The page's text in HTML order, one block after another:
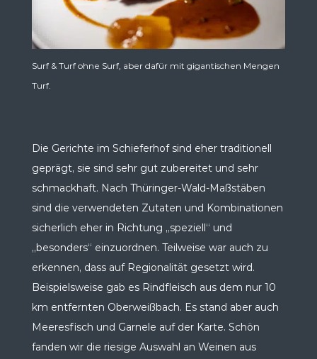
Surf & Turf ohne Surf, aber dafür mit gigantischen Mengen
Turf.
Die Gerichte im Schieferhof sind eher traditionell
geprägt, sie sind sehr gut zubereitet und sehr
schmackhaft. Nach Thüringer-Wald-Maßstäben
sind die verwendeten Zutaten und Kombinationen
sicherlich eher in Richtung „speziell“ und
„besonders“ einzuordnen. Teilweise war auch zu
erkennen, dass auf Regionalität gesetzt wird.
Beispielsweise gab es Rindfleisch aus dem nur 10
km entfernten Oberweißbach. Es stand aber auch
Meeresfisch und Garnele auf der Karte. Schön
fanden wir die riesige Auswahl an Weinen aus